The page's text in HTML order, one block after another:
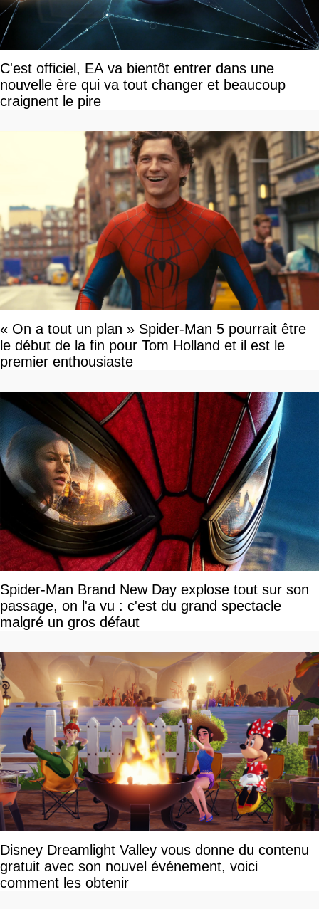
C'est officiel, EA va bientôt entrer dans une
nouvelle ère qui va tout changer et beaucoup
craignent le pire
« On a tout un plan » Spider-Man 5 pourrait être
le début de la fin pour Tom Holland et il est le
premier enthousiaste
Spider-Man Brand New Day explose tout sur son
passage, on l'a vu : c'est du grand spectacle
malgré un gros défaut
Disney Dreamlight Valley vous donne du contenu
gratuit avec son nouvel événement, voici
comment les obtenir